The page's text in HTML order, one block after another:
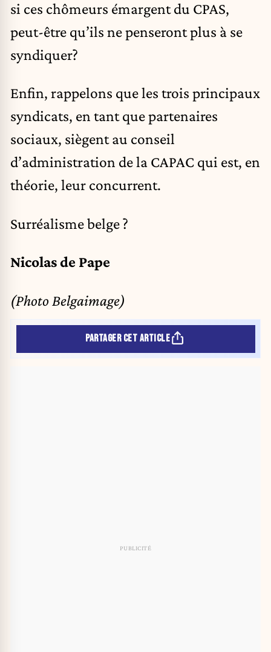
si ces chômeurs émargent du CPAS,
peut-être qu’ils ne penseront plus à se
syndiquer?
Enfin, rappelons que les trois principaux
syndicats, en tant que partenaires
sociaux, siègent au conseil
d’administration de la CAPAC qui est, en
théorie, leur concurrent.
Surréalisme belge ?
Nicolas de Pape
(Photo Belgaimage)
PARTAGER CET ARTICLE